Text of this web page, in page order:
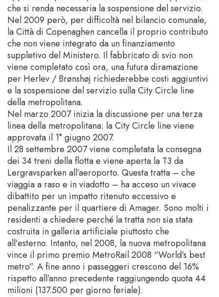
che si renda necessaria la sospensione del servizio.
Nel 2009 però, per difficoltà nel bilancio comunale,
la Città di Copenaghen cancella il proprio contributo
che non viene integrato da un finanziamento
suppletivo del Ministero. Il fabbricato di svio non
viene completato così ora, una futura diramazione
per Herlev / Brønshøj richiederebbe costi aggiuntivi
e la sospensione del servizio sulla City Circle line
della metropolitana.
Nel marzo 2007 inizia la discussione per una terza
linea della metropolitana: la City Circle line viene
approvata il 1° giugno 2007.
Il 28 settembre 2007 viene completata la consegna
dei 34 treni della flotta e viene aperta la T3 da
Lergravsparken all’aeroporto. Questa tratta – che
viaggia a raso e in viadotto – ha acceso un vivace
dibattito per un impatto ritenuto eccessivo e
penalizzante per il quartiere di Amager. Sono molti i
residenti a chiedere perché la tratta non sia stata
costruita in galleria artificiale piuttosto che
all’esterno. Intanto, nel 2008, la nuova metropolitana
vince il primo premio MetroRail 2008 “World’s best
metro”. A fine anno i passeggeri crescono del 16%
rispetto all’anno precedente raggiungendo quota 44
milioni (137.500 per giorno feriale).